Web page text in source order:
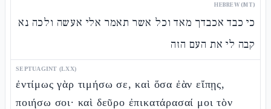
HEBREW (MT)
כי כבד אכבדך מאד וכל אשר תאמר אלי אעשה ולכה נא
קבה לי את העם הזה
SEPTUAGINT (LXX)
ἐντίμως γὰρ τιμήσω σε, καὶ ὅσα ἐὰν εἴπῃς,
ποιήσω σοι· καὶ δεῦρο ἐπικατάρασαί μοι τὸν